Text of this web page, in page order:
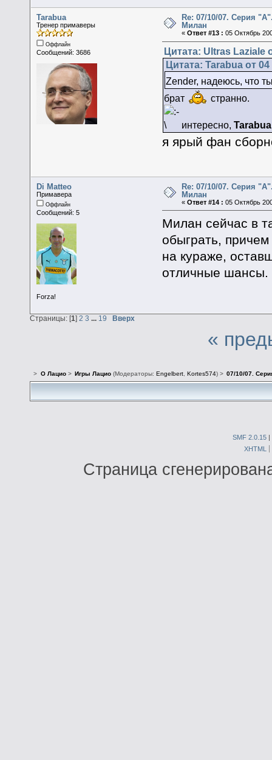
Tarabua
Тренер примаверы
Оффлайн
Сообщений: 3686
Re: 07/10/07. Серия
Милан
«Ответ #13 : 05 Октябрь
Цитата: Ultras Laziale
Цитата: Tarabua от
Zender, надеюсь, что
брат
странно.
интересно, Tarabua
я ярый фан
Di Matteo
Примавера
Оффлайн
Сообщений: 5
Forza!
Re: 07/10/07. Серия
Милан
«Ответ #14 : 05 Октябрь
Милан сейчас в
обыграть,
на кураже,
отличные шансы.
Страницы: [1] 2 3 19 Вверх
«
> О Лацио> Игры Лацио(Модераторы: Engelbert, Kortes574) > 07/10/07.
SMF 2.0.15 |
XHTML
Страница